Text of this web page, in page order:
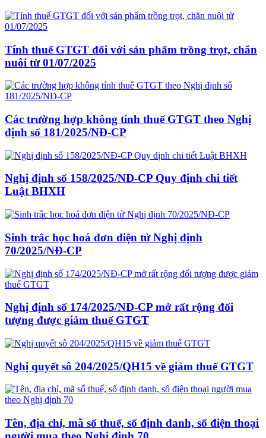
Tính thuế GTGT đối với sản phẩm trồng trọt, chăn
nuôi từ 01/07/2025
Các trường hợp không tính thuế GTGT theo Nghị
định số 181/2025/NĐ-CP
Nghị định số 158/2025/NĐ-CP Quy định chi tiết
Luật BHXH
Sinh trắc học hoá đơn điện tử Nghị định
70/2025/NĐ-CP
Nghị định số 174/2025/NĐ-CP mở rất rộng đối
tượng được giảm thuế GTGT
Nghị quyết sô 204/2025/QH15 về giảm thuế GTGT
Tên, địa chỉ, mã số thuế, số định danh, số điện thoại